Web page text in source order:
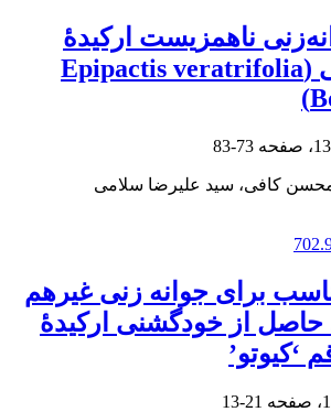
ناهمزیست ارکیدۀ
خربقی معمولی (Epipactis veratrifolia
73-83
محسن کافی، سید علیرضا سلامی
برای جوانه ‏زنی غیرهم
از خودگشنی ارکیدۀ
‘کیوتو’
21-13